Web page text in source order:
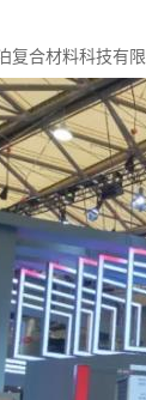
合材料科技有限